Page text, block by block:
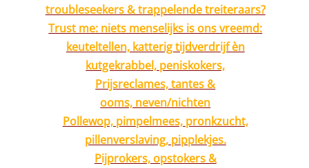
troubleseekers & trappelende treiteraars?
Trust me: niets menselijks is ons vreemd:
keuteltellen, katterig tijdverdrijf èn
kutgekrabbel, peniskokers,
Prijsreclames, tantes &
ooms, neven/nichten
Pollewop, pimpelmees, pronkzucht,
pillenverslaving, pipplekjes.
Pijprokers, opstokers &